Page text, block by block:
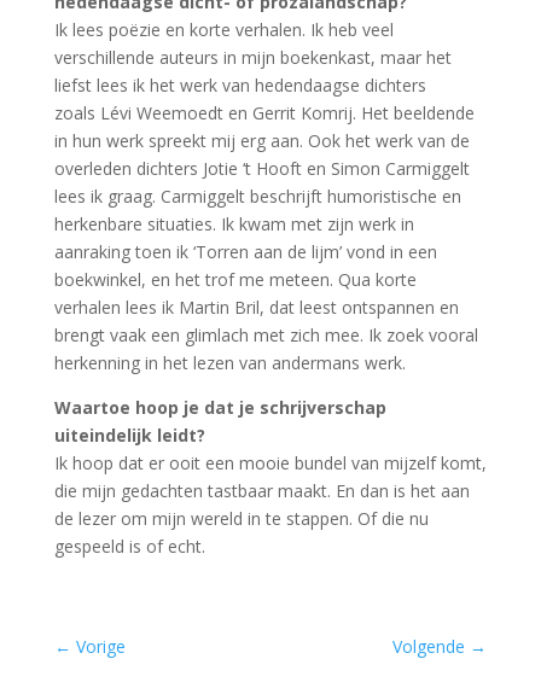
Ik lees poëzie en korte verhalen. Ik heb veel
verschillende auteurs in mijn boekenkast, maar het
liefst lees ik het werk van hedendaagse dichters
zoals Lévi Weemoedt en Gerrit Komrij. Het beeldende
in hun werk spreekt mij erg aan. Ook het werk van de
overleden dichters Jotie ‘t Hooft en Simon Carmiggelt
lees ik graag. Carmiggelt beschrijft humoristische en
herkenbare situaties. Ik kwam met zijn werk in
aanraking toen ik ‘Torren aan de lijm’ vond in een
boekwinkel, en het trof me meteen. Qua korte
verhalen lees ik Martin Bril, dat leest ontspannen en
brengt vaak een glimlach met zich mee. Ik zoek vooral
herkenning in het lezen van andermans werk.
Waartoe hoop je dat je schrijverschap
uiteindelijk leidt?
Ik hoop dat er ooit een mooie bundel van mijzelf komt,
die mijn gedachten tastbaar maakt. En dan is het aan
de lezer om mijn wereld in te stappen. Of die nu
gespeeld is of echt.
← Vorige Volgende →